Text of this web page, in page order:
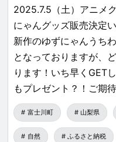
2025.7.5（土）アニメ
にゃんグッズ販売決定
新作のゆずにゃんうち
となっておりますが、
ります！いち早くGET
もプレゼント？！ご期
富士川町 山梨県
自然 ふるさと納税